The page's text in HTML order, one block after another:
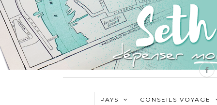
PAYS CONSEILS VOYAGE